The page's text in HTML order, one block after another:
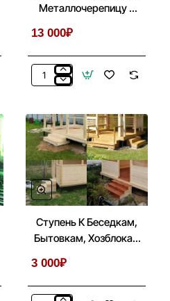
Металлочерепицу В
13 000₽
Заменить
Металлочерепицу
В
Беседках
3х3
Ступень К Беседкам,
Бытовкам, Хозблокам
3 000₽